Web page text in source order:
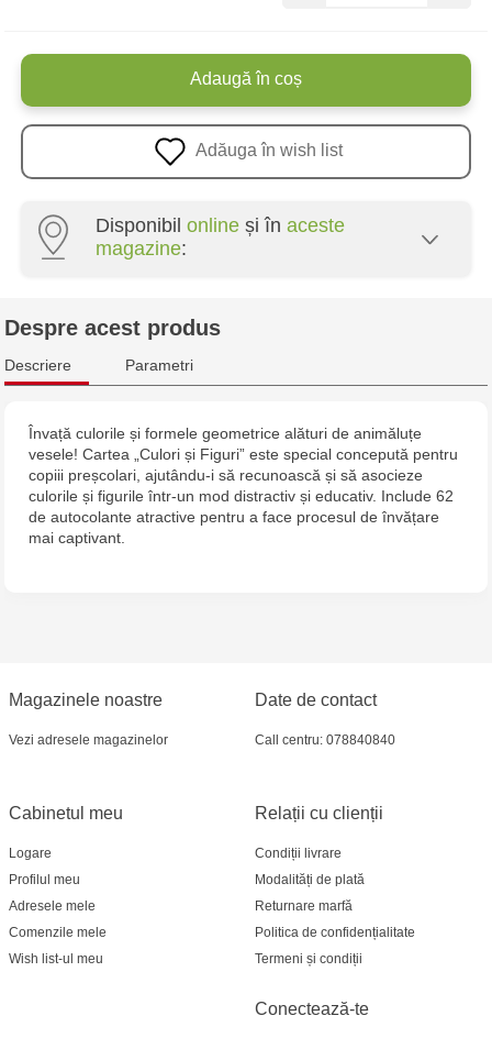
Adaugă în coș
Adăuga în wish list
Disponibil online și în aceste
magazine:
Multistore Centru - bd. Cantemir, 6
Jucărenia Cahul - str. Ștefan cel Mare, 29А
Multistore Telecentru - str. N. Testemițanu
Despre acest produs
Descriere Parametri
Învață culorile și formele geometrice alături de animăluțe
vesele! Cartea „Culori și Figuri” este special concepută pentru
copiii preșcolari, ajutându-i să recunoască și să asocieze
culorile și figurile într-un mod distractiv și educativ. Include 62
de autocolante atractive pentru a face procesul de învățare
mai captivant.
Magazinele noastre
Vezi adresele magazinelor
Relații cu clienții
Condiții livrare
Modalități de plată
Returnare marfă
Politica de confidențialitate
Termeni și condiții
Cabinetul meu
Logare
Profilul meu
Adresele mele
Comenzile mele
Wish list-ul meu
Date de contact
Call centru: 078840840
Conectează-te